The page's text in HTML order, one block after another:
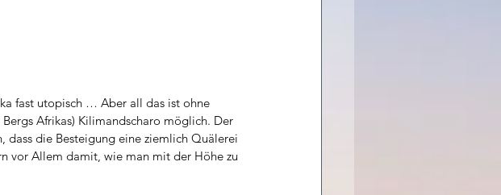
fast utopisch … Aber all das ist ohne
Afrikas) Kilimandscharo möglich. Der
die Besteigung eine ziemlich Quälerei
vor Allem damit, wie man mit der Höhe zu